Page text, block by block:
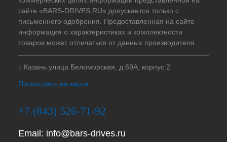
сайте «BARS-DRIVES.RU» допускается только с
письменного одобрения. Предоставленная на сайте
информация о характеристиках и комплектности
товаров может отличаться от данных производителя
г. Казань улица Беломорская, д.69А, корпус 2
Посмотреть на карте
+7 (843) 526-71-92
Email: info@bars-drives.ru